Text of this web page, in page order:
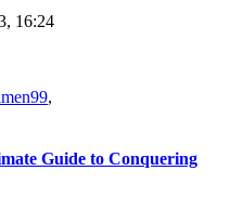
16:24
,
Guide to Conquering